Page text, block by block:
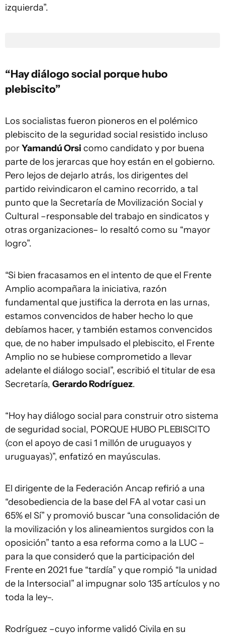
izquierda”.
“Hay diálogo social porque hubo
plebiscito”
Los socialistas fueron pioneros en el polémico
plebiscito de la seguridad social resistido incluso
porYamandú Orsi como candidato y por buena
parte de los jerarcas que hoy están en el gobierno.
Pero lejos de dejarlo atrás, los dirigentes del
partido reivindicaron el camino recorrido, a tal
punto que la Secretaría de Movilización Social y
Cultural –responsable del trabajo en sindicatos y
otras organizaciones– lo resaltó como su “mayor
logro”.
“Si bien fracasamos en el intento de que el Frente
Amplio acompañara la iniciativa, razón
fundamental que justifica la derrota en las urnas,
estamos convencidos de haber hecho lo que
debíamos hacer, y también estamos convencidos
que, de no haber impulsado el plebiscito, el Frente
Amplio no se hubiese comprometido a llevar
adelante el diálogo social”, escribió el titular de esa
Secretaría, Gerardo Rodríguez.
“Hoy hay diálogo social para construir otro sistema
de seguridad social, PORQUE HUBO PLEBISCITO
(con el apoyo de casi 1 millón de uruguayos y
uruguayas)”, enfatizó en mayúsculas.
El dirigente de la Federación Ancap refirió a una
“desobediencia de la base del FA al votar casi un
65% el Sí” y promovió buscar “una consolidación de
la movilización y los alineamientos surgidos con la
oposición” tanto a esa reforma como a la LUC –
para la que consideró que la participación del
Frente en 2021 fue “tardía” y que rompió “la unidad
de la Intersocial” al impugnar solo 135 artículos y no
toda la ley–.
Rodríguez –cuyo informe validó Civila en su